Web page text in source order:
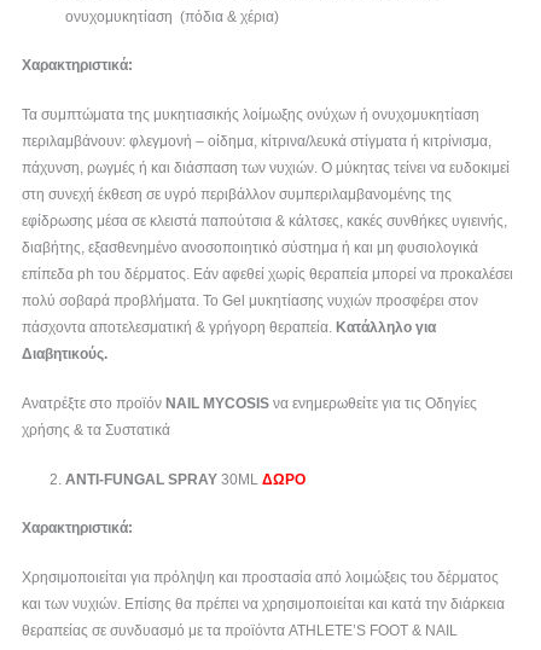
ονυχομυκητίαση (πόδια & χέρια)
Χαρακτηριστικά:
Τα συμπτώματα της μυκητιασικής λοίμωξης ονύχων ή ονυχομυκητίαση
περιλαμβάνουν: φλεγμονή – οίδημα, κίτρινα/λευκά στίγματα ή κιτρίνισμα,
πάχυνση, ρωγμές ή και διάσπαση των νυχιών. Ο μύκητας τείνει να ευδοκιμεί
στη συνεχή έκθεση σε υγρό περιβάλλον συμπεριλαμβανομένης της
εφίδρωσης μέσα σε κλειστά παπούτσια & κάλτσες, κακές συνθήκες υγιεινής,
διαβήτης, εξασθενημένο ανοσοποιητικό σύστημα ή και μη φυσιολογικά
επίπεδα ph του δέρματος. Εάν αφεθεί χωρίς θεραπεία μπορεί να προκαλέσει
πολύ σοβαρά προβλήματα. Το Gel μυκητίασης νυχιών προσφέρει στον
πάσχοντα αποτελεσματική & γρήγορη θεραπεία. Κατάλληλο για
Διαβητικούς.
Ανατρέξτε στο προϊόν NAIL MYCOSIS να ενημερωθείτε για τις Οδηγίες
χρήσης & τα Συστατικά
ANTI-FUNGAL SPRAY30MLΔΩΡΟ
Χαρακτηριστικά:
Χρησιμοποιείται για πρόληψη και προστασία από λοιμώξεις του δέρματος
και των νυχιών. Επίσης θα πρέπει να χρησιμοποιείται και κατά την διάρκεια
θεραπείας σε συνδυασμό με τα προϊόντα ATHLETE’S FOOT & NAIL